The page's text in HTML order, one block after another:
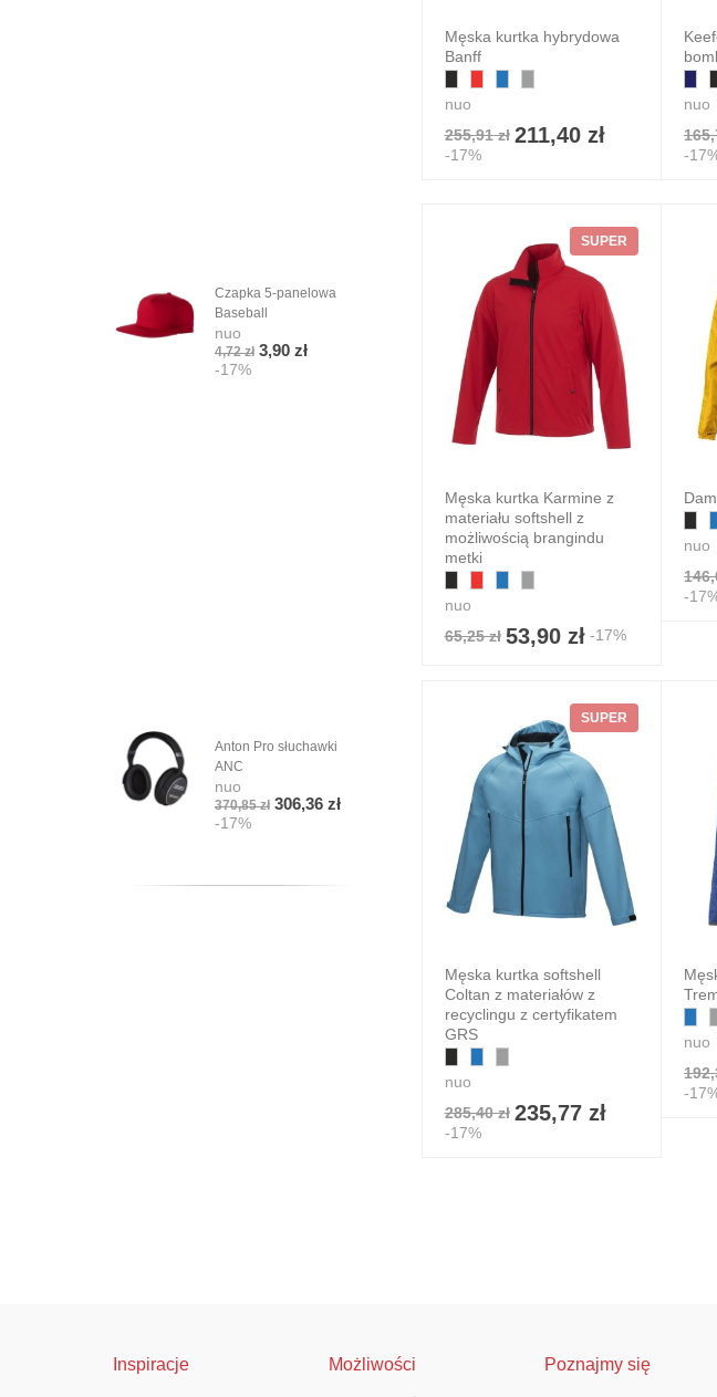
Męska kurtka hybrydowa
Banff
nuo
255,91 zł 211,40 zł
-17%
nuo
-
SUPER
Męska kurtka Karmine z
materiału softshell z
możliwością brangindu
metki
nuo
65,25 zł 53,90 zł-17%
nuo
-
SUPER
Męska kurtka softshell
Coltan z materiałów z
recyclingu z certyfikatem
GRS
nuo
285,40 zł 235,77 zł
-17%
nuo
-
Czapka 5-panelowa
Baseball
nuo
4,72 zł 3,90 zł
-17%
Anton Pro słuchawki
ANC
nuo
370,85 zł 306,36 zł
-17%
Pheebs poszerzana
torba na zakupy z
bawełny z recyclingu
o gramaturze 210
g/m2
nuo
14,93 zł
-17%
Inspiracje Możliwości Poznajmy się